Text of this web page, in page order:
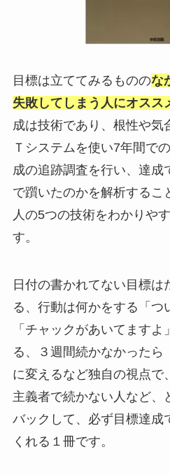
目標は立ててみるもののな
失敗してしまう人にオスス
成は技術であり、根性や気
Ｔシステムを使い7年間で
成の追跡調査を行い、達成
で躓いたのかを解析するこ
人の5つの技術をわかりや
す。
日付の書かれてない目標は
る、行動は何かをする「つ
「チャックがあいてます
る、３週間続かなかったら
に変えるなど独自の視点で
主義者で続かない人など、
バックして、必ず目標達成
くれる１冊です。